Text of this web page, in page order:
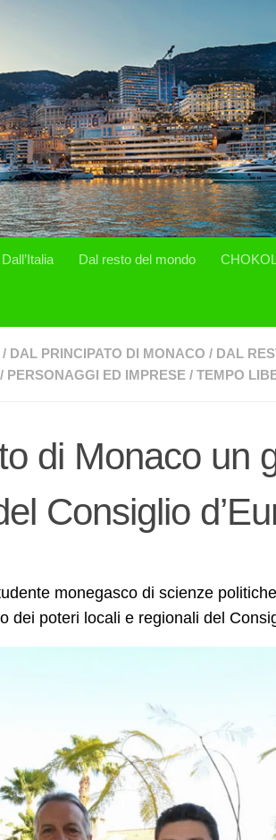
Dall’Italia Dal resto del mondo
/ DAL PRINCIPATO DI MONACO / DAL
/ PERSONAGGI ED IMPRESE / TEMPO
di Monaco un
Consiglio
monegasco di scienze
dei poteri locali e regionali del